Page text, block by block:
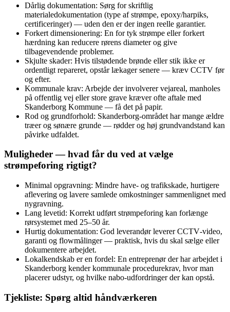
Dårlig dokumentation: Sørg for skriftlig
materialedokumentation (type af strømpe, epoxy/harpiks,
certificeringer) — uden den er der ingen reelle garantier.
Forkert dimensionering: En for tyk strømpe eller forkert
hærdning kan reducere rørens diameter og give
tilbagevendende problemer.
Skjulte skader: Hvis tilstødende brønde eller stik ikke er
ordentligt repareret, opstår lækager senere — kræv CCTV før
og efter.
Kommunale krav: Arbejde der involverer vejareal, manholes
på offentlig vej eller store grave kræver ofte aftale med
Skanderborg Kommune — få det på papir.
Rod og grundforhold: Skanderborg‑området har mange ældre
træer og sønære grunde — rødder og høj grundvandstand kan
påvirke udfaldet.
Muligheder — hvad får du ved at vælge
strømpeforing rigtigt?
Minimal opgravning: Mindre have‑ og trafikskade, hurtigere
aflevering og lavere samlede omkostninger sammenlignet med
nygravning.
Lang levetid: Korrekt udført strømpeforing kan forlænge
rørsystemet med 25–50 år.
Hurtig dokumentation: God leverandør leverer CCTV‑video,
garanti og flowmålinger — praktisk, hvis du skal sælge eller
dokumentere arbejdet.
Lokalkendskab er en fordel: En entreprenør der har arbejdet i
Skanderborg kender kommunale procedurekrav, hvor man
placerer udstyr, og hvilke nabo‑udfordringer der kan opstå.
Tjekliste: Spørg altid håndværkeren